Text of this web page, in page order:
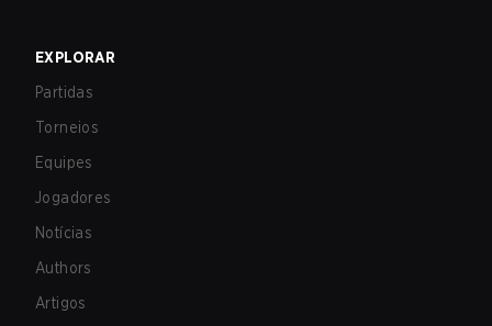
EXPLORAR
Partidas
Torneios
Equipes
Jogadores
Notícias
Authors
Artigos